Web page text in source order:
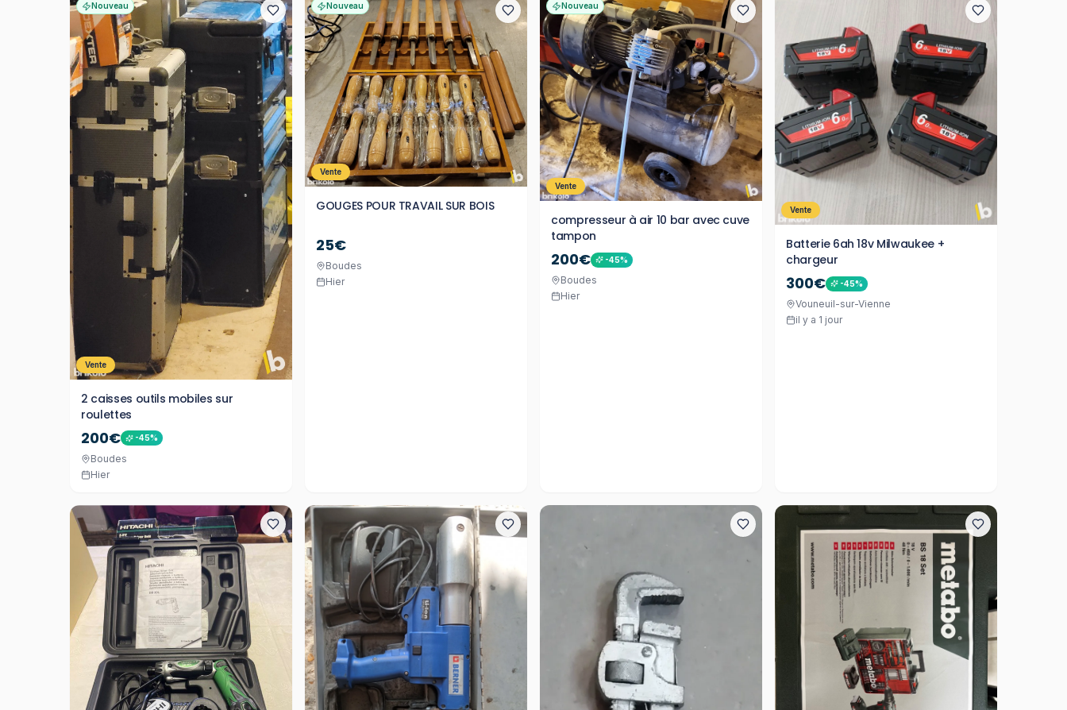
Nouveau
Vente
2 caisses outils mobiles sur
roulettes
200€ -45%
Boudes
Hier
Nouveau
Vente
GOUGES POUR TRAVAIL SUR BOIS
25€
Boudes
Hier
Nouveau
Vente
compresseur à air 10 bar avec cuve
tampon
200€ -45%
Boudes
Hier
Vente
Batterie 6ah 18v Milwaukee +
chargeur
300€ -45%
Vouneuil-sur-Vienne
il y a 1 jour